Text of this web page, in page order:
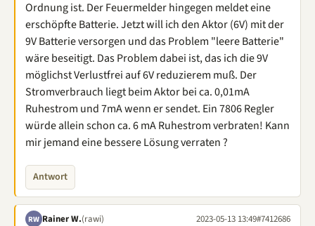
Ordnung ist. Der Feuermelder hingegen meldet eine
erschöpfte Batterie. Jetzt will ich den Aktor (6V) mit der
9V Batterie versorgen und das Problem "leere Batterie"
wäre beseitigt. Das Problem dabei ist, das ich die 9V
möglichst Verlustfrei auf 6V reduzierem muß. Der
Stromverbrauch liegt beim Aktor bei ca. 0,01mA
Ruhestrom und 7mA wenn er sendet. Ein 7806 Regler
würde allein schon ca. 6 mA Ruhestrom verbraten! Kann
mir jemand eine bessere Lösung verraten ?
Antwort
RW Rainer W.(rawi) 2023-05-13 13:49#7412686